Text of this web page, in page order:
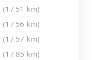
(17.51 km)
(17.56 km)
(17.57 km)
(17.85 km)